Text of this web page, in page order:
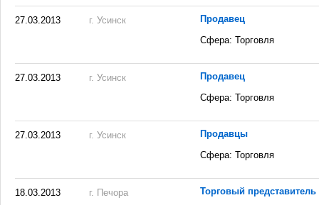
27.03.2013 г. Усинск
Продавец
Сфера: Торговля
27.03.2013 г. Усинск
Продавец
Сфера: Торговля
27.03.2013 г. Усинск
Продавцы
Сфера: Торговля
18.03.2013 г. Печора
Торговый представитель